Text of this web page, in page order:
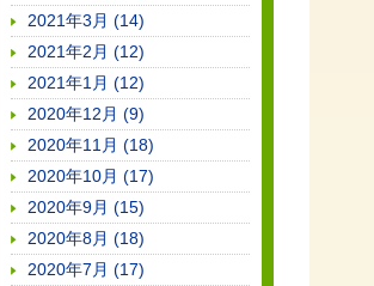
2021年3月 (14)
2021年2月 (12)
2021年1月 (12)
2020年12月 (9)
2020年11月 (18)
2020年10月 (17)
2020年9月 (15)
2020年8月 (18)
2020年7月 (17)